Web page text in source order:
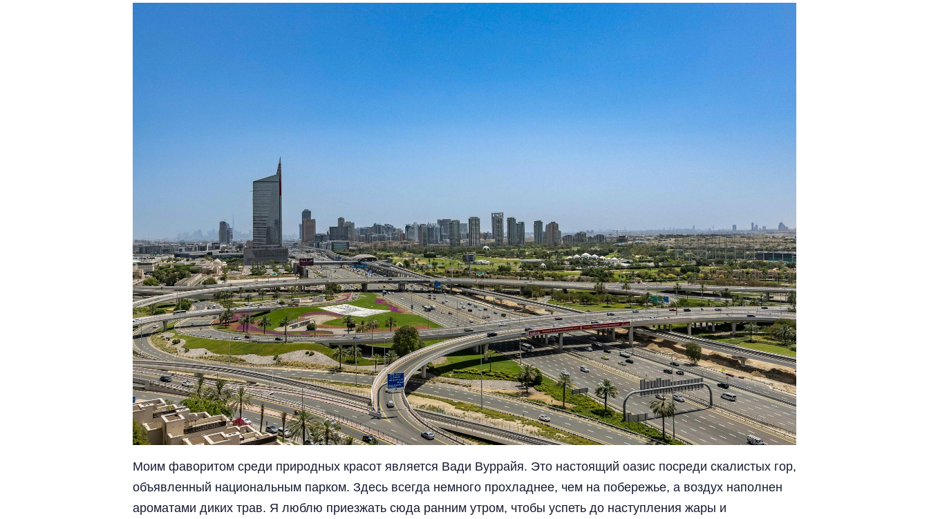
Моим фаворитом среди природных красот является Вади Вуррайя. Это настоящий оазис посреди скалистых гор,
объявленный национальным парком. Здесь всегда немного прохладнее, чем на побережье, а воздух наполнен
ароматами диких трав. Я люблю приезжать сюда ранним утром, чтобы успеть до наступления жары и